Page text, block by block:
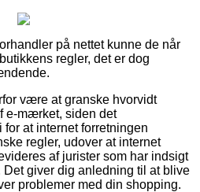
på nettet kunne de når
regler, det er dog
være at granske hvorvidt
e-mærket, siden det
at internet forretningen
regler, udover at internet
af jurister som har indsigt
giver dig anledning til at blive
problemer med din shopping.